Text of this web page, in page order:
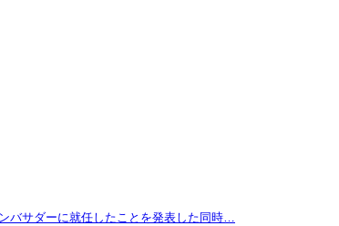
バサダーに就任したことを発表した同時…